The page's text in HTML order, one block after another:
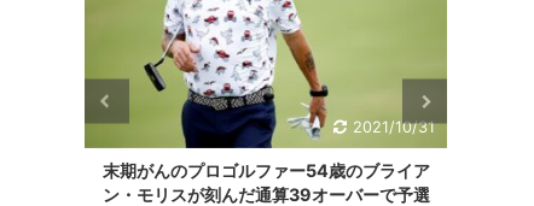
2021/10/31
54歳のブライア
オーバーで予選
2021/10/24
松山英樹がZOZOチャンピオンシップで優
勝！！最後は、イーグルで締めた！